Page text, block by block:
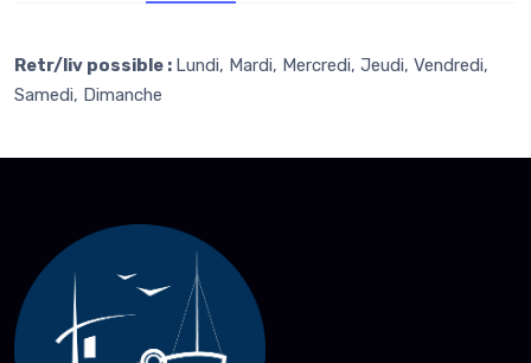
Retr/liv possible : Lundi, Mardi, Mercredi, Jeudi, Vendredi,
Samedi, Dimanche